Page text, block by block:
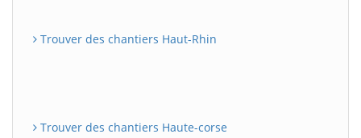
Trouver des chantiers Haut-Rhin
Trouver des chantiers Haute-corse